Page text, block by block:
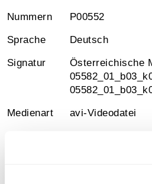
Nummern P00552
Sprache Deutsch
Signatur
Österreichische
Medienart avi-Videodatei